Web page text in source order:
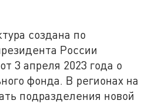
создана по
России
3 апреля 2023 года о
фонда. В регионах на
подразделения новой